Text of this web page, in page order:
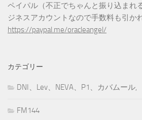
ペイパル（不正でちゃんと振り込まれ
ジネスアカウントなので手数料も引か
https://paypal.me/oracleangel/
カテゴリー
DNI、Lev、NEVA、P1、カバムール,
FM144